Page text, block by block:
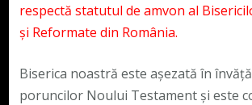
respectă statutul de amvon al
și Reformate din România.
Biserica noastră este așezată în
poruncilor Noului Testament și este